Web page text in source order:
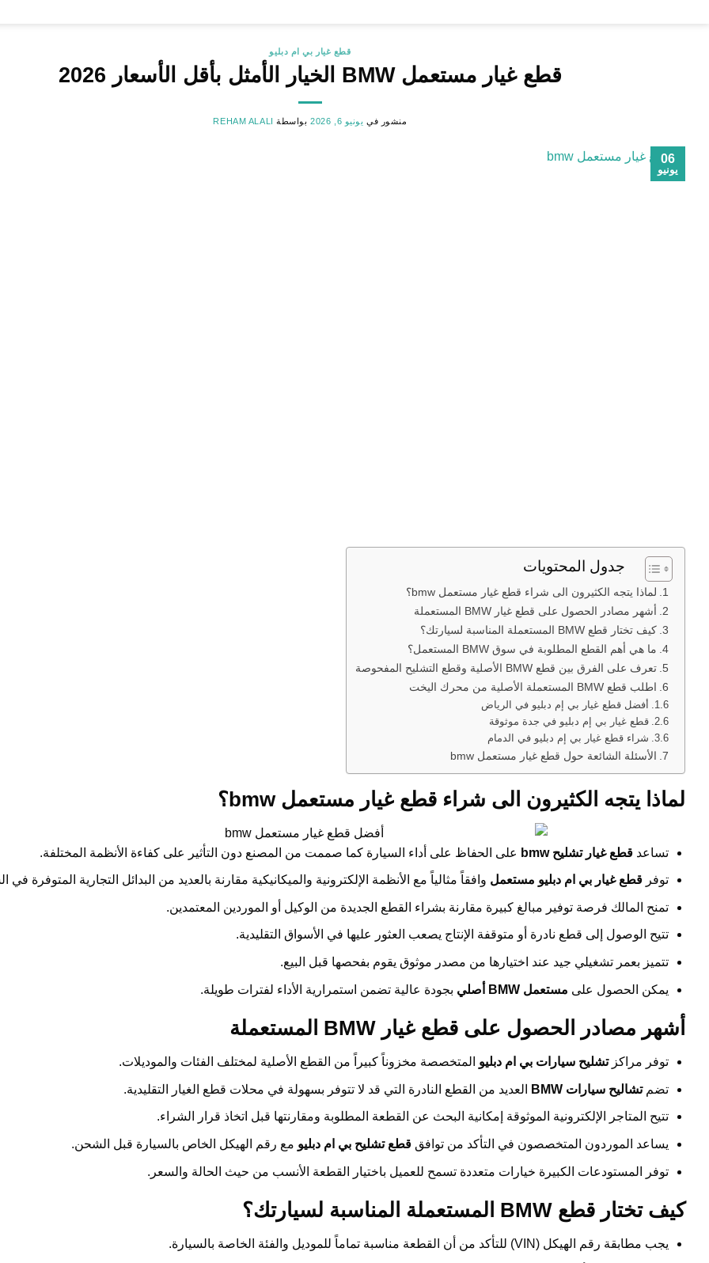
قطع غيار بي ام دبليو
قطع غيار مستعمل BMW الخيار الأمثل بأقل الأسعار 2026
منشور في يونيو 6, 2026 بواسطة REHAM ALALI
06
يونيو
جدول المحتويات
لماذا يتجه الكثيرون الى شراء قطع غيار مستعمل bmw؟
أشهر مصادر الحصول على قطع غيار BMW المستعملة
كيف تختار قطع BMW المستعملة المناسبة لسيارتك؟
ما هي أهم القطع المطلوبة في سوق BMW المستعمل؟
تعرف على الفرق بين قطع BMW الأصلية وقطع التشليح المفحوصة
اطلب قطع BMW المستعملة الأصلية من محرك اليخت
أفضل قطع غيار بي إم دبليو في الرياض
قطع غيار بي إم دبليو في جدة موثوقة
شراء قطع غيار بي إم دبليو في الدمام
الأسئلة الشائعة حول قطع غيار مستعمل bmw
لماذا يتجه الكثيرون الى شراء قطع غيار مستعمل bmw؟
تساعد قطع غيار تشليح bmw على الحفاظ على أداء السيارة كما صممت من المصنع دون التأثير على كفاءة الأنظمة المختلفة.
توفر قطع غيار بي ام دبليو مستعمل وافقاً مثالياً مع الأنظمة الإلكترونية والميكانيكية مقارنة بالعديد من البدائل التجارية المتوفرة في
تمنح المالك فرصة توفير مبالغ كبيرة مقارنة بشراء القطع الجديدة من الوكيل أو الموردين المعتمدين.
تتيح الوصول إلى قطع نادرة أو متوقفة الإنتاج يصعب العثور عليها في الأسواق التقليدية.
تتميز بعمر تشغيلي جيد عند اختيارها من مصدر موثوق يقوم بفحصها قبل البيع.
يمكن الحصول على مستعمل BMW أصلي بجودة عالية تضمن استمرارية الأداء لفترات طويلة.
أشهر مصادر الحصول على قطع غيار BMW المستعملة
توفر مراكزتشليح سيارات بي ام دبليو المتخصصة مخزوناً كبيراً من القطع الأصلية لمختلف الفئات والموديلات.
تضمتشاليح سيارات BMW العديد من القطع النادرة التي قد لا تتوفر بسهولة في محلات قطع الغيار التقليدية.
تتيح المتاجر الإلكترونية الموثوقة إمكانية البحث عن القطعة المطلوبة ومقارنتها قبل اتخاذ قرار الشراء.
يساعد الموردون المتخصصون في التأكد من توافق قطع تشليح بي ام دبليو مع رقم الهيكل الخاص بالسيارة قبل الشحن.
توفر المستودعات الكبيرة خيارات متعددة تسمح للعميل باختيار القطعة الأنسب من حيث الحالة والسعر.
كيف تختار قطع BMW المستعملة المناسبة لسيارتك؟
يجب مطابقة رقم الهيكل (VIN) للتأكد من أن القطعة مناسبة تماماً للموديل والفئة الخاصة بالسيارة.